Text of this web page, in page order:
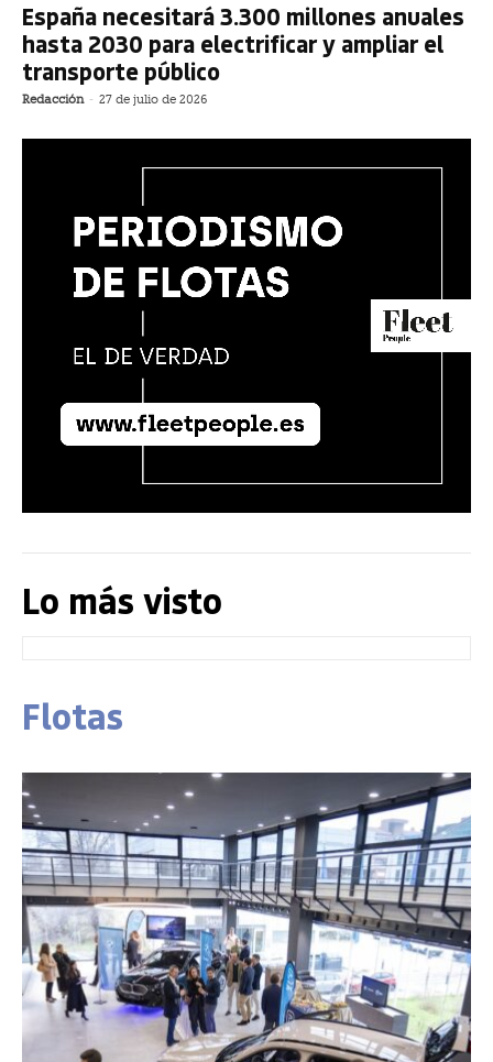
España necesitará 3.300 millones anuales
hasta 2030 para electrificar y ampliar el
transporte público
Redacción - 27 de julio de 2026
Lo más visto
Flotas